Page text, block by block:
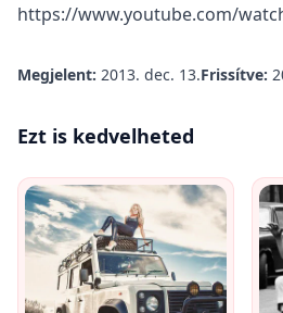
https://www.youtube.com/
Megjelent: 2013. dec. 13.Frissítve:
Ezt is kedvelheted